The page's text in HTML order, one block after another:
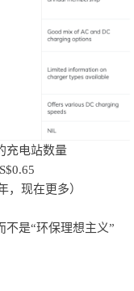
充电站数量
，现在更多）
不是“环保理想主义”